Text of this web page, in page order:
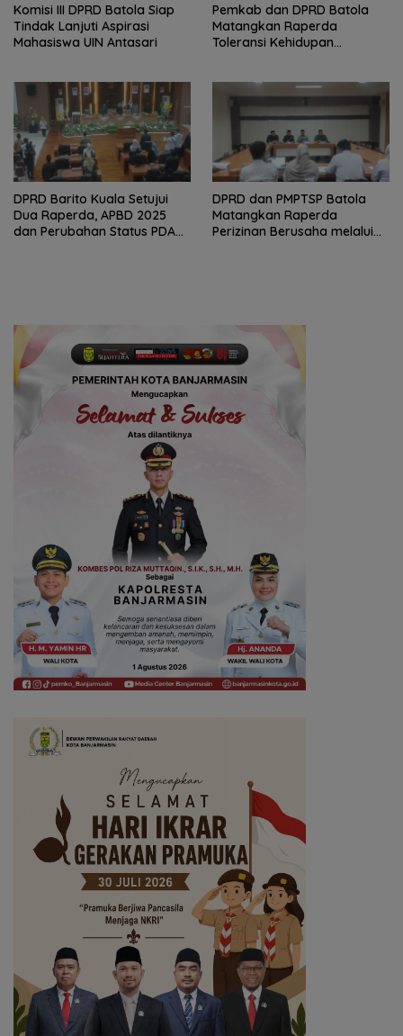
Komisi III DPRD Batola Siap
Tindak Lanjuti Aspirasi
Mahasiswa UIN Antasari
Pemkab dan DPRD Batola
Matangkan Raperda
Toleransi Kehidupan
DPRD Barito Kuala Setujui
Dua Raperda, APBD 2025
dan Perubahan Status PDAM
DPRD dan PMPTSP Batola
Matangkan Raperda
Perizinan Berusaha melalui